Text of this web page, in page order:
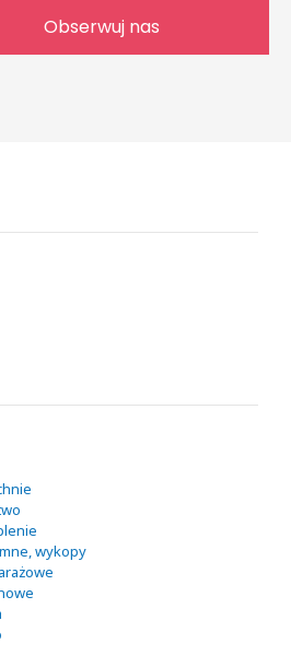
Obserwuj nas
wykopy